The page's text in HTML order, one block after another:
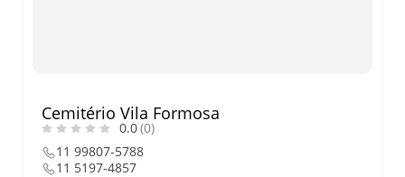
Cemitério Vila Formosa
0.0(0)
11 99807-5788
11 5197-4857